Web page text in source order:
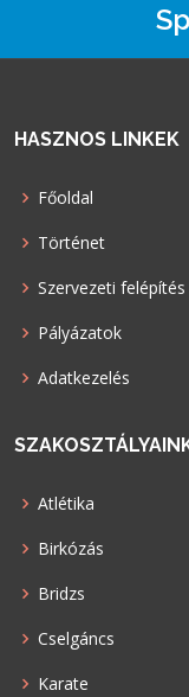
HASZNOS LINKEK
Főoldal
Történet
Szervezeti felépítés
Pályázatok
Adatkezelés
Atlétika
Birkózás
Bridzs
Cselgáncs
Karate